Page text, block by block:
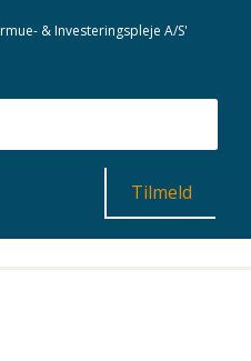
& Investeringspleje A/S'